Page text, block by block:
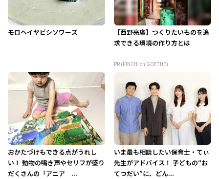
モロヘイヤビシソワーズ
【西野亮廣】つくりたいものを追
求できる環境の作り方とは
PR (FINCHI on GOETHE)
おかたづけもできる点がうれし
い！ 動物の鳴き声やセリフが盛り
だくさんの「アニア ...
いま最も相談したい保育士・てぃ
先生がアドバイス！ 子どもの“お
てつだい”に、どん...